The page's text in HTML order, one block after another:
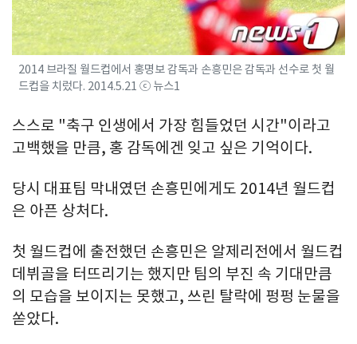
2014 브라질 월드컵에서 홍명보 감독과 손흥민은 감독과 선수로 첫 월
드컵을 치렀다. 2014.5.21 ⓒ 뉴스1
스스로 "축구 인생에서 가장 힘들었던 시간"이라고
고백했을 만큼, 홍 감독에겐 잊고 싶은 기억이다.
당시 대표팀 막내였던 손흥민에게도 2014년 월드컵
은 아픈 상처다.
첫 월드컵에 출전했던 손흥민은 알제리전에서 월드컵
데뷔골을 터뜨리기는 했지만 팀의 부진 속 기대만큼
의 모습을 보이지는 못했고, 쓰린 탈락에 펑펑 눈물을
쏟았다.